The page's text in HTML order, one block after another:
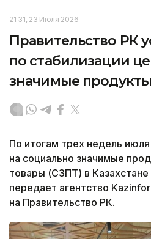
21:31, 23 Июля 2026
Правительство РК
по стабилизации
значимые продукты
По итогам трех недель
на социально значимые
товары (СЗПТ) в Казахстане
передает агентство
на Правительство РК.